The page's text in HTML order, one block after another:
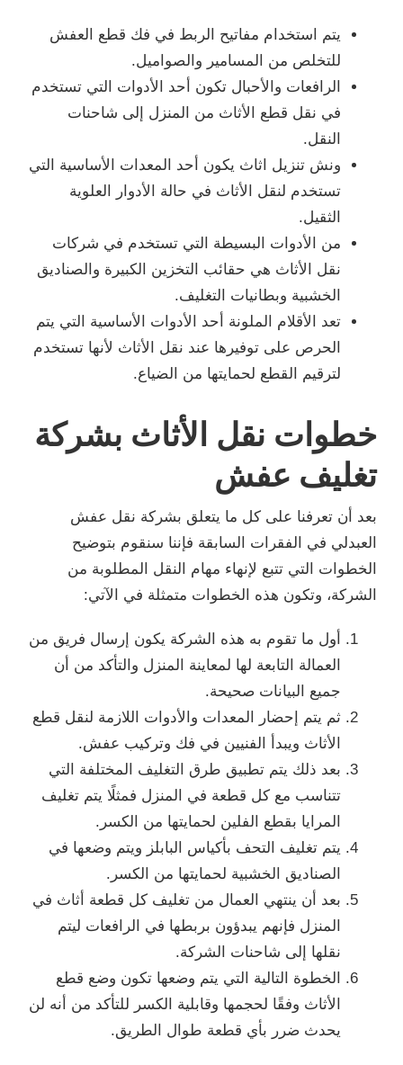
يتم استخدام مفاتيح الربط في فك قطع العفش
للتخلص من المسامير والصواميل.
الرافعات والأحبال تكون أحد الأدوات التي تستخدم
في نقل قطع الأثاث من المنزل إلى شاحنات
النقل.
ونش تنزيل اثاث يكون أحد المعدات الأساسية التي
تستخدم لنقل الأثاث في حالة الأدوار العلوية
الثقيل.
من الأدوات البسيطة التي تستخدم في شركات
نقل الأثاث هي حقائب التخزين الكبيرة والصناديق
الخشبية وبطانيات التغليف.
تعد الأقلام الملونة أحد الأدوات الأساسية التي يتم
الحرص على توفيرها عند نقل الأثاث لأنها تستخدم
لترقيم القطع لحمايتها من الضياع.
خطوات نقل الأثاث بشركة
تغليف عفش
بعد أن تعرفنا على كل ما يتعلق بشركة نقل عفش
العبدلي في الفقرات السابقة فإننا سنقوم بتوضيح
الخطوات التي تتبع لإنهاء مهام النقل المطلوبة من
الشركة، وتكون هذه الخطوات متمثلة في الآتي:
أول ما تقوم به هذه الشركة يكون إرسال فريق من
العمالة التابعة لها لمعاينة المنزل والتأكد من أن
جميع البيانات صحيحة.
ثم يتم إحضار المعدات والأدوات اللازمة لنقل قطع
الأثاث ويبدأ الفنيين في فك وتركيب عفش.
بعد ذلك يتم تطبيق طرق التغليف المختلفة التي
تتناسب مع كل قطعة في المنزل فمثلًا يتم تغليف
المرايا بقطع الفلين لحمايتها من الكسر.
يتم تغليف التحف بأكياس البابلز ويتم وضعها في
الصناديق الخشبية لحمايتها من الكسر.
بعد أن ينتهي العمال من تغليف كل قطعة أثاث في
المنزل فإنهم يبدؤون بربطها في الرافعات ليتم
نقلها إلى شاحنات الشركة.
الخطوة التالية التي يتم وضعها تكون وضع قطع
الأثاث وفقًا لحجمها وقابلية الكسر للتأكد من أنه لن
يحدث ضرر بأي قطعة طوال الطريق.